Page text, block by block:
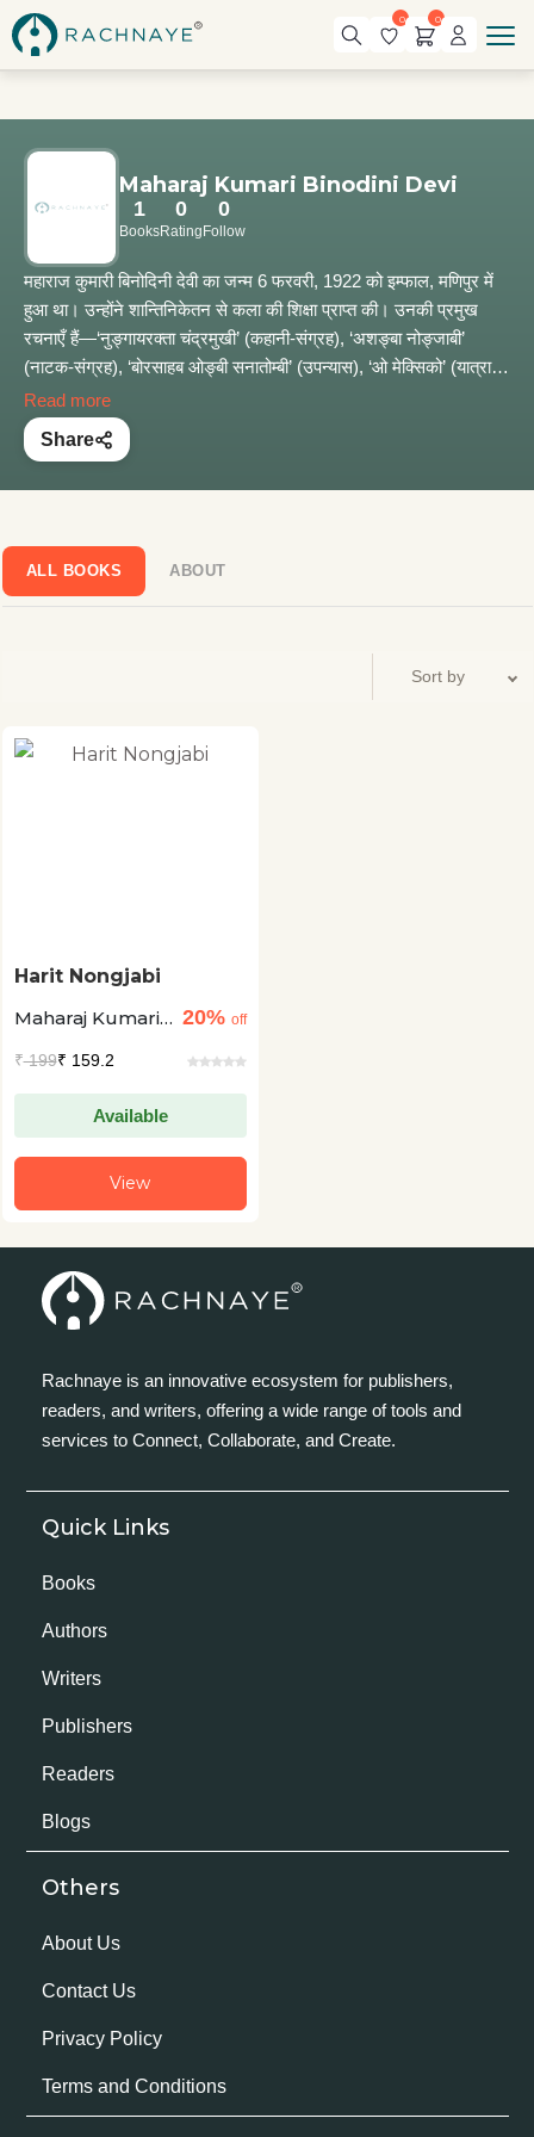
0 0
Maharaj Kumari Binodini Devi
1
Books
0
Rating
0
Follow
महाराज कुमारी बिनोदिनी देवी का जन्म 6 फरवरी, 1922 को इम्फाल, मणिपुर में
हुआ था। उन्होंने शान्तिनिकेतन से कला की शिक्षा प्राप्त की। उनकी प्रमुख
रचनाएँ हैं—‘नुङ्गायरक्ता चंद्रमुखी’ (कहानी-संग्रह), ‘अशङ्बा नोङ्जाबी’
(नाटक-संग्रह), ‘बोरसाहब ओङ्बी सनातोम्बी’ (उपन्यास), ‘ओ मेक्सिको’ (यात्रा-
वृत्तान्त), ‘अमसुङ् इन्द्रजीत’, ‘चुड़ाचाँद महाराज गी इमुङ’ (संस्मरण)। उनके
लगभग बीस रेडियो नाटक आकाशवाणी, इम्फाल से प्रसारित हुए। उन्होंने फीचर
फिल्मों और वृत्तचित्र फिल्मों की पटकथा लिखी जिनमें कई फिल्में राष्ट्रीय
Read more
Share
ALL BOOKS ABOUT
Harit Nongjabi
Maharaj Kumari
20% off
₹199₹ 159.2
Available
View
Rachnaye is an innovative ecosystem for publishers,
readers, and writers, offering a wide range of tools and
services to Connect, Collaborate, and Create.
Quick Links
Books
Authors
Writers
Publishers
Readers
Blogs
Others
About Us
Contact Us
Privacy Policy
Terms and Conditions